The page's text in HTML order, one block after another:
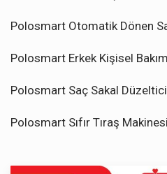
Polosmart Otomatik Dönen
Polosmart Erkek Kişisel
Polosmart Saç Sakal
Polosmart Sıfır Tıraş